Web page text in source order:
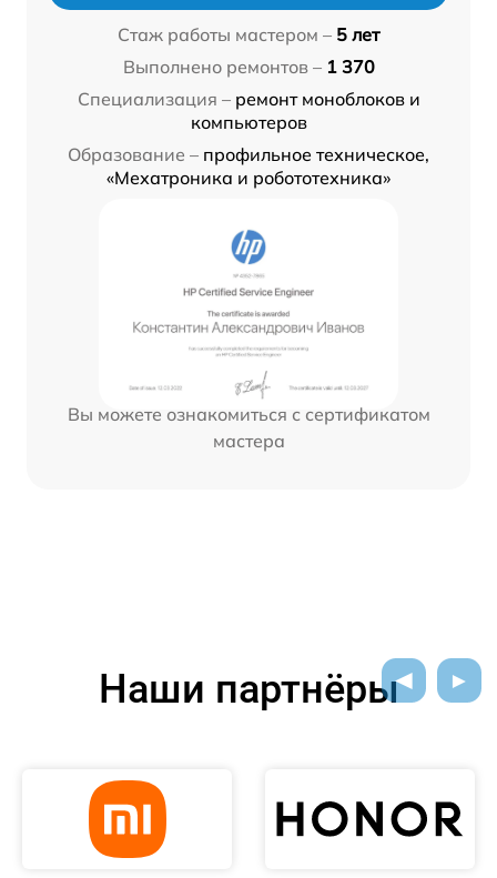
Стаж работы мастером – 5 лет
Выполнено ремонтов – 1 370
Специализация – ремонт моноблоков и
компьютеров
Образование – профильное техническое,
«Мехатроника и робототехника»
Вы можете ознакомиться с сертификатом
мастера
Наши партнёры